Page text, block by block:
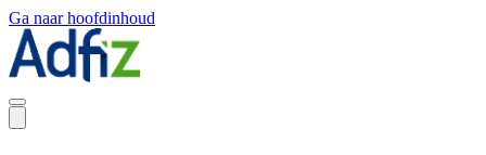
Ga naar hoofdinhoud